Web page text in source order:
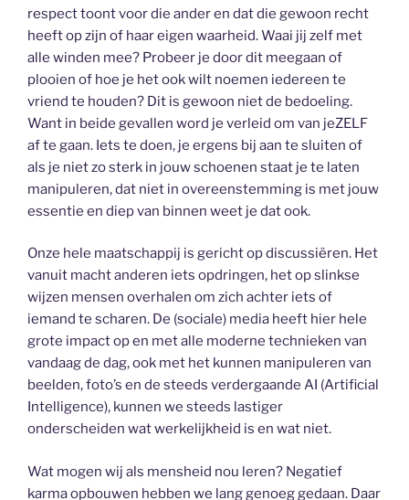
respect toont voor die ander en dat die gewoon recht
heeft op zijn of haar eigen waarheid. Waai jij zelf met
alle winden mee? Probeer je door dit meegaan of
plooien of hoe je het ook wilt noemen iedereen te
vriend te houden? Dit is gewoon niet de bedoeling.
Want in beide gevallen word je verleid om van jeZELF
af te gaan. Iets te doen, je ergens bij aan te sluiten of
als je niet zo sterk in jouw schoenen staat je te laten
manipuleren, dat niet in overeenstemming is met jouw
essentie en diep van binnen weet je dat ook.
Onze hele maatschappij is gericht op discussiëren. Het
vanuit macht anderen iets opdringen, het op slinkse
wijzen mensen overhalen om zich achter iets of
iemand te scharen. De (sociale) media heeft hier hele
grote impact op en met alle moderne technieken van
vandaag de dag, ook met het kunnen manipuleren van
beelden, foto’s en de steeds verdergaande AI (Artificial
Intelligence), kunnen we steeds lastiger
onderscheiden wat werkelijkheid is en wat niet.
Wat mogen wij als mensheid nou leren? Negatief
karma opbouwen hebben we lang genoeg gedaan. Daar